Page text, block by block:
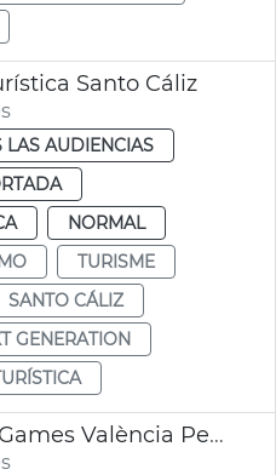
Santo Cáliz
LAS AUDIENCIAS
NORMAL
TURISME
SANTO CÁLIZ
GENERATION
Traspaso sede Gay Games València Perth